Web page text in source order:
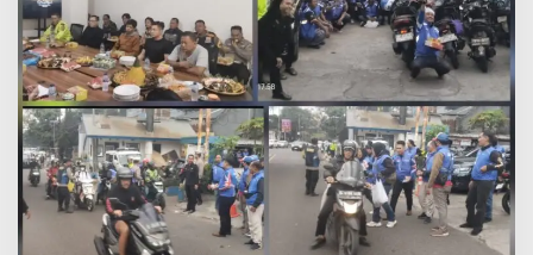
n
d
u
n
g
L
u
n
c
r